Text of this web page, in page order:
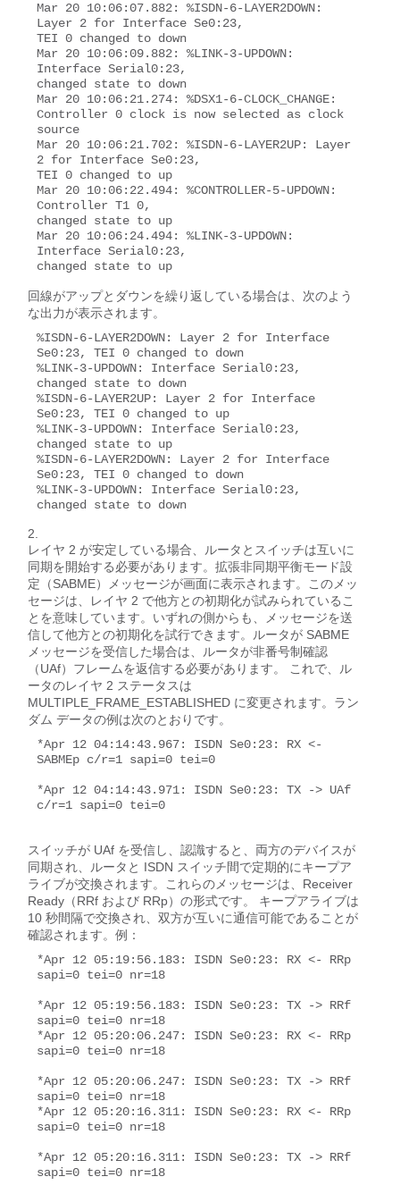
Mar 20 10:06:07.882: %ISDN-6-LAYER2DOWN:
Layer 2 for Interface Se0:23,
TEI 0 changed to down
Mar 20 10:06:09.882: %LINK-3-UPDOWN:
Interface Serial0:23,
changed state to down
Mar 20 10:06:21.274: %DSX1-6-CLOCK_CHANGE:
Controller 0 clock is now selected as clock
source
Mar 20 10:06:21.702: %ISDN-6-LAYER2UP: Layer
2 for Interface Se0:23,
TEI 0 changed to up
Mar 20 10:06:22.494: %CONTROLLER-5-UPDOWN:
Controller T1 0,
changed state to up
Mar 20 10:06:24.494: %LINK-3-UPDOWN:
Interface Serial0:23,
changed state to up
回線がアップとダウンを繰り返している場合は、次のよう
な出力が表示されます。
%ISDN-6-LAYER2DOWN: Layer 2 for Interface
Se0:23, TEI 0 changed to down
%LINK-3-UPDOWN: Interface Serial0:23,
changed state to down
%ISDN-6-LAYER2UP: Layer 2 for Interface
Se0:23, TEI 0 changed to up
%LINK-3-UPDOWN: Interface Serial0:23,
changed state to up
%ISDN-6-LAYER2DOWN: Layer 2 for Interface
Se0:23, TEI 0 changed to down
%LINK-3-UPDOWN: Interface Serial0:23,
changed state to down
レイヤ 2 が安定している場合、ルータとスイッチは互いに
同期を開始する必要があります。拡張非同期平衡モード設
定（SABME）メッセージが画面に表示されます。このメッ
セージは、レイヤ 2 で他方との初期化が試みられているこ
とを意味しています。いずれの側からも、メッセージを送
信して他方との初期化を試行できます。ルータが SABME
メッセージを受信した場合は、ルータが非番号制確認
（UAf）フレームを返信する必要があります。 これで、ル
ータのレイヤ 2 ステータスは
MULTIPLE_FRAME_ESTABLISHED に変更されます。ラン
ダム データの例は次のとおりです。
*Apr 12 04:14:43.967: ISDN Se0:23: RX <-
SABMEp c/r=1 sapi=0 tei=0
*Apr 12 04:14:43.971: ISDN Se0:23: TX -> UAf
c/r=1 sapi=0 tei=0
スイッチが UAf を受信し、認識すると、両方のデバイスが
同期され、ルータと ISDN スイッチ間で定期的にキープア
ライブが交換されます。これらのメッセージは、Receiver
Ready（RRf および RRp）の形式です。 キープアライブは
10 秒間隔で交換され、双方が互いに通信可能であることが
確認されます。例：
*Apr 12 05:19:56.183: ISDN Se0:23: RX <- RRp
sapi=0 tei=0 nr=18
*Apr 12 05:19:56.183: ISDN Se0:23: TX -> RRf
sapi=0 tei=0 nr=18
*Apr 12 05:20:06.247: ISDN Se0:23: RX <- RRp
sapi=0 tei=0 nr=18
*Apr 12 05:20:06.247: ISDN Se0:23: TX -> RRf
sapi=0 tei=0 nr=18
*Apr 12 05:20:16.311: ISDN Se0:23: RX <- RRp
sapi=0 tei=0 nr=18
*Apr 12 05:20:16.311: ISDN Se0:23: TX -> RRf
sapi=0 tei=0 nr=18